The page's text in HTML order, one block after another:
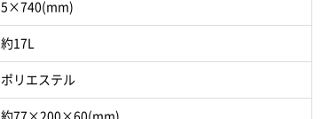
5×740(mm)
約17L
ポリエステル
約77×200×60(mm)